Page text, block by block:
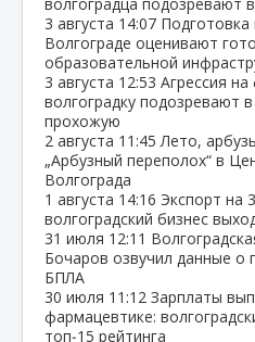
3 августа 14:07 Подготовка
Волгограде оценивают
образовательной
3 августа 12:53 Агрессия
волгоградку подозревают
прохожую
2 августа 11:45 Лето,
„Арбузный переполох“ в
Волгограда
1 августа 14:16 Экспорт на
волгоградский бизнес
31 июля 12:11
Бочаров озвучил данные о
БПЛА
30 июля 11:12 Зарплаты
фармацевтике:
топ‑15 рейтинга